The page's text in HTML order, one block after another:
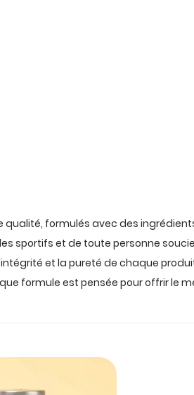
formulés avec des
sportifs et de toute personne
et la pureté de chaque
formule est pensée pour offrir le